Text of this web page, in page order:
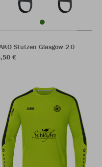
Stutzen Glasgow 2.0
€